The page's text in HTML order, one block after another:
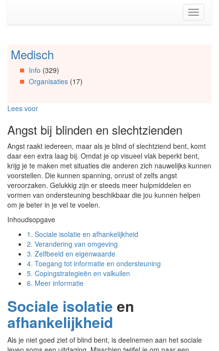
(Accesskey
Toggle
Spring
Artikels
Spring
Spring
Organisaties
naar
Social
media
Medisch
Info (329)
Organisaties(17)
Lees voor
Angst bij blinden en slechtzienden
Angst raakt iedereen, maar als je blind of slechtziend bent, komt
daar een extra laag bij. Omdat je op visueel vlak beperkt bent,
krijg je te maken met situaties die anderen zich nauwelijks kunnen
voorstellen. Die kunnen spanning, onrust of zelfs angst
veroorzaken. Gelukkig zijn er steeds meer hulpmiddelen en
vormen van ondersteuning beschikbaar die jou kunnen helpen
om je beter in je vel te voelen.
Inhoudsopgave
1. Sociale isolatie en afhankelijkheid
2. Verandering van omgeving
3. Zelfbeeld en eigenwaarde
4. Toegang tot informatie en ondersteuning
5. Copingstrategieën en valkuilen
6. Meer informatie
Sociale isolatie en
afhankelijkheid
Als je niet goed ziet of blind bent, is deelnemen aan het sociale